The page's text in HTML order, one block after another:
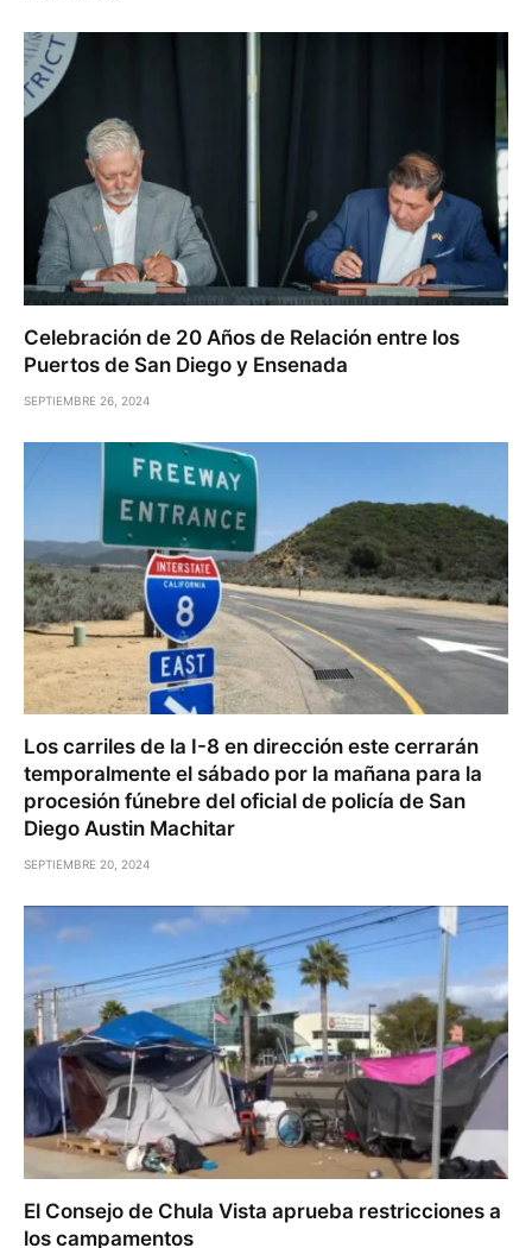
Celebración de 20 Años de Relación entre los
Puertos de San Diego y Ensenada
SEPTIEMBRE 26, 2024
Los carriles de la I-8 en dirección este cerrarán
temporalmente el sábado por la mañana para la
procesión fúnebre del oficial de policía de San
Diego Austin Machitar
SEPTIEMBRE 20, 2024
El Consejo de Chula Vista aprueba restricciones a
los campamentos